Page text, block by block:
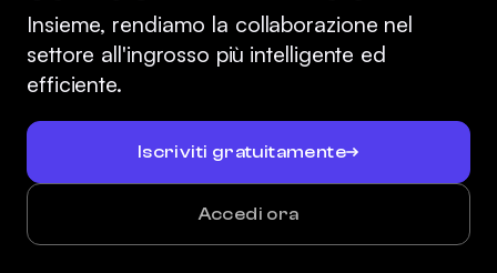
Insieme, rendiamo la collaborazione nel
settore all'ingrosso più intelligente ed
efficiente.
Iscriviti gratuitamente
Accedi ora